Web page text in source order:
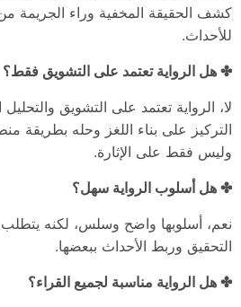
كشف الحقيقة المخفية وراء الجريمة
للأحداث.
✤ هل الرواية تعتمد على التشويق فقط؟
لا، الرواية تعتمد على التشويق
التركيز على بناء اللغز وحله بطريقة
وليس فقط على الإثارة.
✤ هل أسلوب الرواية سهل؟
نعم، أسلوبها واضح وسلس، لكنه يتطلب
التحقيق وربط الأحداث ببعضها.
✤ هل الرواية مناسبة لجميع القراء؟